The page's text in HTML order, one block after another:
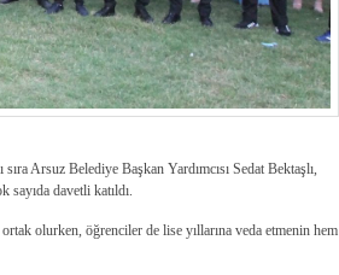
Arsuz Belediye Başkan Yardımcısı Sedat Bektaşlı,
davetli katıldı.
olurken, öğrenciler de lise yıllarına veda etmenin hem